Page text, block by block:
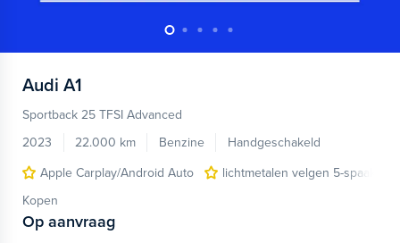
Audi A1
Sportback 25 TFSI Advanced
2023
22.000 km Benzine
Handgeschakeld
Apple Carplay/Android Auto
lichtmetalen velgen 5-spaaks
Kopen
Op aanvraag